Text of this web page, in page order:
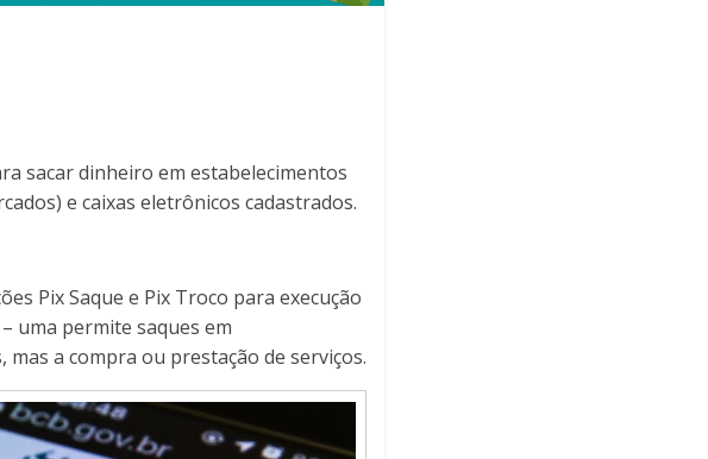
sacar dinheiro em estabelecimentos
e caixas eletrônicos cadastrados.
Pix Saque e Pix Troco para execução
uma permite saques em
a compra ou prestação de serviços.